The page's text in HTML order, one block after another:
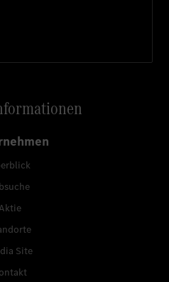
Site